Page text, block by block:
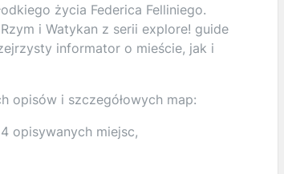
życia Federica Felliniego.
i Watykan z serii explore! guide
informator o mieście, jak i
opisów i szczegółowych map:
opisywanych miejsc,